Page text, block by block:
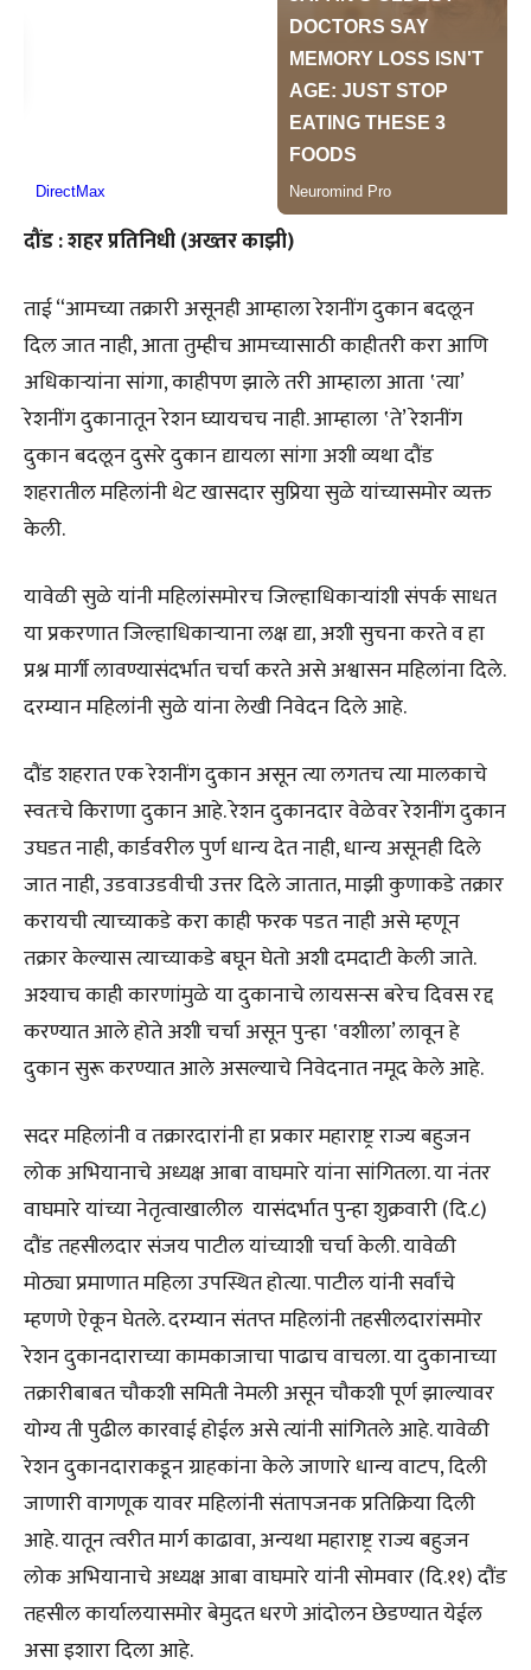
दौंड : शहर प्रतिनिधी (अख्तर काझी)
ताई “आमच्या तक्रारी असूनही आम्हाला रेशनींग दुकान बदलून
दिल जात नाही, आता तुम्हीच आमच्यासाठी काहीतरी करा आणि
अधिकाऱ्यांना सांगा, काहीपण झाले तरी आम्हाला आता ‛त्या’
रेशनींग दुकानातून रेशन घ्यायचच नाही. आम्हाला ‛ते’ रेशनींग
दुकान बदलून दुसरे दुकान द्यायला सांगा अशी व्यथा दौंड
शहरातील महिलांनी थेट खासदार सुप्रिया सुळे यांच्यासमोर व्यक्त
केली.
यावेळी सुळे यांनी महिलांसमोरच जिल्हाधिकाऱ्यांशी संपर्क साधत
या प्रकरणात जिल्हाधिकाऱ्याना लक्ष द्या, अशी सुचना करते व हा
प्रश्न मार्गी लावण्यासंदर्भात चर्चा करते असे अश्वासन महिलांना दिले.
दरम्यान महिलांनी सुळे यांना लेखी निवेदन दिले आहे.
दौंड शहरात एक रेशनींग दुकान असून त्या लगतच त्या मालकाचे
स्वतःचे किराणा दुकान आहे. रेशन दुकानदार वेळेवर रेशनींग दुकान
उघडत नाही, कार्डवरील पुर्ण धान्य देत नाही, धान्य असूनही दिले
जात नाही, उडवाउडवीची उत्तर दिले जातात, माझी कुणाकडे तक्रार
करायची त्याच्याकडे करा काही फरक पडत नाही असे म्हणून
तक्रार केल्यास त्याच्याकडे बघून घेतो अशी दमदाटी केली जाते.
अश्याच काही कारणांमुळे या दुकानाचे लायसन्स बरेच दिवस रद्द
करण्यात आले होते अशी चर्चा असून पुन्हा ‛वशीला’ लावून हे
दुकान सुरू करण्यात आले असल्याचे निवेदनात नमूद केले आहे.
सदर महिलांनी व तक्रारदारांनी हा प्रकार महाराष्ट्र राज्य बहुजन
लोक अभियानाचे अध्यक्ष आबा वाघमारे यांना सांगितला. या नंतर
वाघमारे यांच्या नेतृत्वाखालील यासंदर्भात पुन्हा शुक्रवारी (दि.८)
दौंड तहसीलदार संजय पाटील यांच्याशी चर्चा केली. यावेळी
मोठ्या प्रमाणात महिला उपस्थित होत्या. पाटील यांनी सर्वांचे
म्हणणे ऐकून घेतले. दरम्यान संतप्त महिलांनी तहसीलदारांसमोर
रेशन दुकानदाराच्या कामकाजाचा पाढाच वाचला. या दुकानाच्या
तक्रारीबाबत चौकशी समिती नेमली असून चौकशी पूर्ण झाल्यावर
योग्य ती पुढील कारवाई होईल असे त्यांनी सांगितले आहे. यावेळी
रेशन दुकानदाराकडून ग्राहकांना केले जाणारे धान्य वाटप, दिली
जाणारी वागणूक यावर महिलांनी संतापजनक प्रतिक्रिया दिली
आहे. यातून त्वरीत मार्ग काढावा, अन्यथा महाराष्ट्र राज्य बहुजन
लोक अभियानाचे अध्यक्ष आबा वाघमारे यांनी सोमवार (दि.११) दौंड
तहसील कार्यालयासमोर बेमुदत धरणे आंदोलन छेडण्यात येईल
असा इशारा दिला आहे.